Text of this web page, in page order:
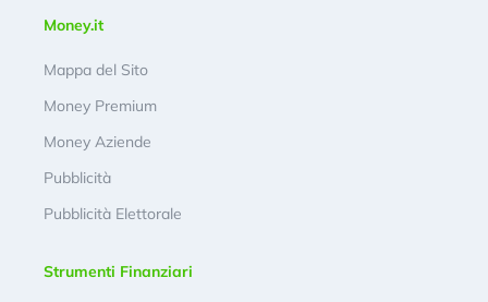
Money.it
Mappa del Sito
Money Premium
Money Aziende
Pubblicità
Pubblicità Elettorale
Strumenti Finanziari